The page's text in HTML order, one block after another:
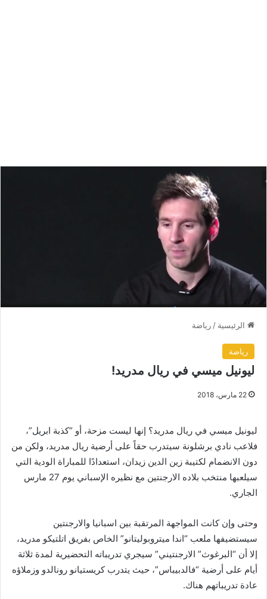
الرئيسية / رياضة
رياضة
ليونيل ميسي في ريال مدريد!
22 مارس، 2018
ليونيل ميسي في ريال مدريد؟ إنها ليست مزحة، أو “كذبة ابريل”،
فلاعب نادي برشلونة سيتدرب حقاً على أرضية ريال مدريد، ولكن من
دون الانضمام لكتيبة زين الدين زيدان، استعدادًا للمباراة الودية التي
سيلعبها منتخب بلاده الارجنتين مع نظيره الإسباني يوم 27 مارس
الجاري.
وحتى وإن كانت المواجهة المرتقبة بين اسبانيا والارجنتين
سيستضيفها ملعب “اندا ميتروبوليتانو” الخاص بفريق اتلتيكو مدريد،
إلا أن “البرغوث” الارجنتيني” سيجري تدريباته التحضيرية لمدة ثلاثة
أيام على أرضية “فالدبيباس”، حيث يتدرب كريستيانو رونالدو وزملاؤه
عادة تدريباتهم هناك.